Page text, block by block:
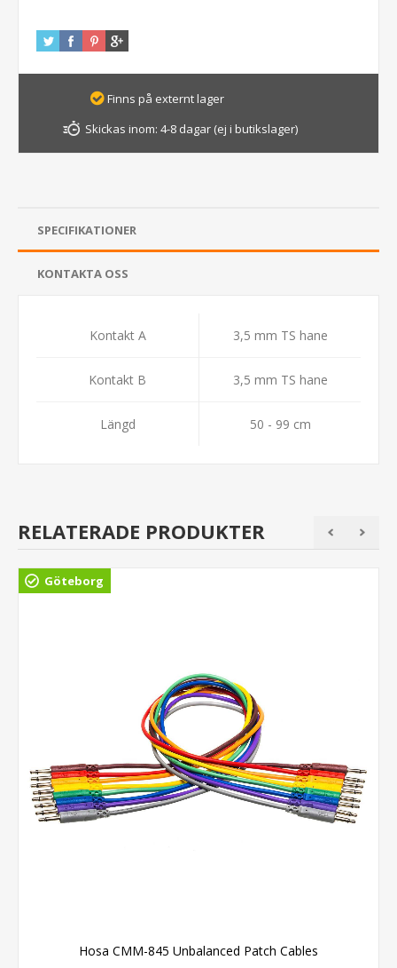
Finns på externt lager
Skickas inom: 4-8 dagar (ej i butikslager)
SPECIFIKATIONER
KONTAKTA OSS
Kontakt A 3,5 mm TS hane
Kontakt B 3,5 mm TS hane
Längd 50 - 99 cm
RELATERADE PRODUKTER
Göteborg
Hosa CMM-845 Unbalanced Patch Cables